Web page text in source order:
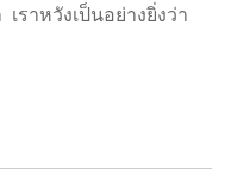
ราหวังเป็นอย่างยิ่งว่า